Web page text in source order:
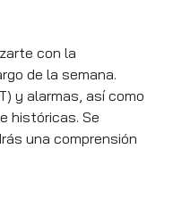
con la
de la semana.
y alarmas, así como
históricas. Se
una comprensión